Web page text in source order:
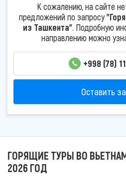
К сожалению, на сайте
предложений по запросу
из Ташкента". Подробную
направлению можно
+998 (78)
Оставить
ГОРЯЩИЕ ТУРЫ ВО
2026 ГОД